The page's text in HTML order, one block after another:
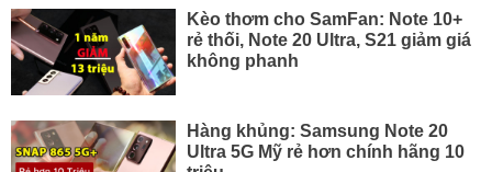
Kèo thơm cho SamFan: Note 10+
rẻ thối, Note 20 Ultra, S21 giảm giá
không phanh
Hàng khủng: Samsung Note 20
Ultra 5G Mỹ rẻ hơn chính hãng 10